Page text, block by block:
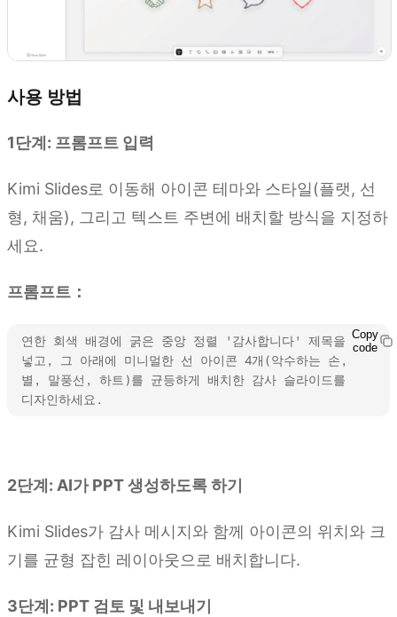
사용 방법
1단계: 프롬프트 입력
Kimi Slides로 이동해 아이콘 테마와 스타일(플랫, 선
형, 채움), 그리고 텍스트 주변에 배치할 방식을 지정하
세요.
프롬프트：
연한 회색 배경에 굵은 중앙 정렬 '감사합니다' 제목을
넣고, 그 아래에 미니멀한 선 아이콘 4개(악수하는 손,
별, 말풍선, 하트)를 균등하게 배치한 감사 슬라이드를
디자인하세요.
Copy
code
2단계: AI가 PPT 생성하도록 하기
Kimi Slides가 감사 메시지와 함께 아이콘의 위치와 크
기를 균형 잡힌 레이아웃으로 배치합니다.
3단계: PPT 검토 및 내보내기